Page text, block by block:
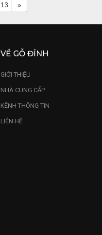
13 »
VỀ GỖ ĐỈNH
GIỚI THIỆU
NHÀ CUNG CẤP
KÊNH THÔNG TIN
LIÊN HỆ